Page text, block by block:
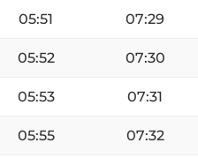
05:51 07:29
05:52 07:30
05:53 07:31
05:55 07:32